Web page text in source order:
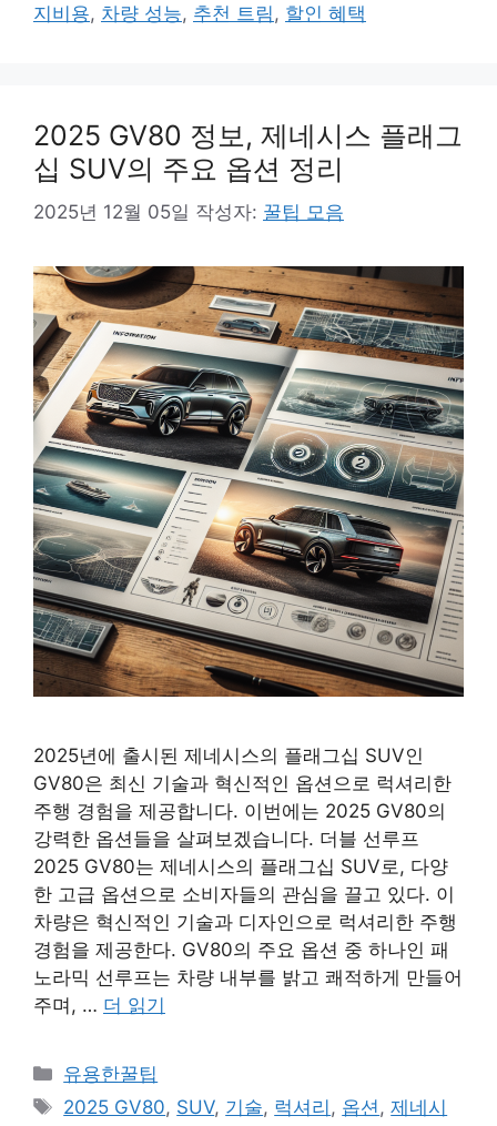
리
지비용, 차량 성능, 추천 트림, 할인 혜택
2025 GV80 정보, 제네시스 플래그
십 SUV의 주요 옵션 정리
2025년 12월 05일 작성자: 꿀팁 모음
2025년에 출시된 제네시스의 플래그십 SUV인
GV80은 최신 기술과 혁신적인 옵션으로 럭셔리한
주행 경험을 제공합니다. 이번에는 2025 GV80의
강력한 옵션들을 살펴보겠습니다. 더블 선루프
2025 GV80는 제네시스의 플래그십 SUV로, 다양
한 고급 옵션으로 소비자들의 관심을 끌고 있다. 이
차량은 혁신적인 기술과 디자인으로 럭셔리한 주행
경험을 제공한다. GV80의 주요 옵션 중 하나인 패
노라믹 선루프는 차량 내부를 밝고 쾌적하게 만들어
주며, … 더 읽기
카
테
유용한꿀팁
태
2025 GV80, SUV, 기술, 럭셔리 , 옵션 ,제네시